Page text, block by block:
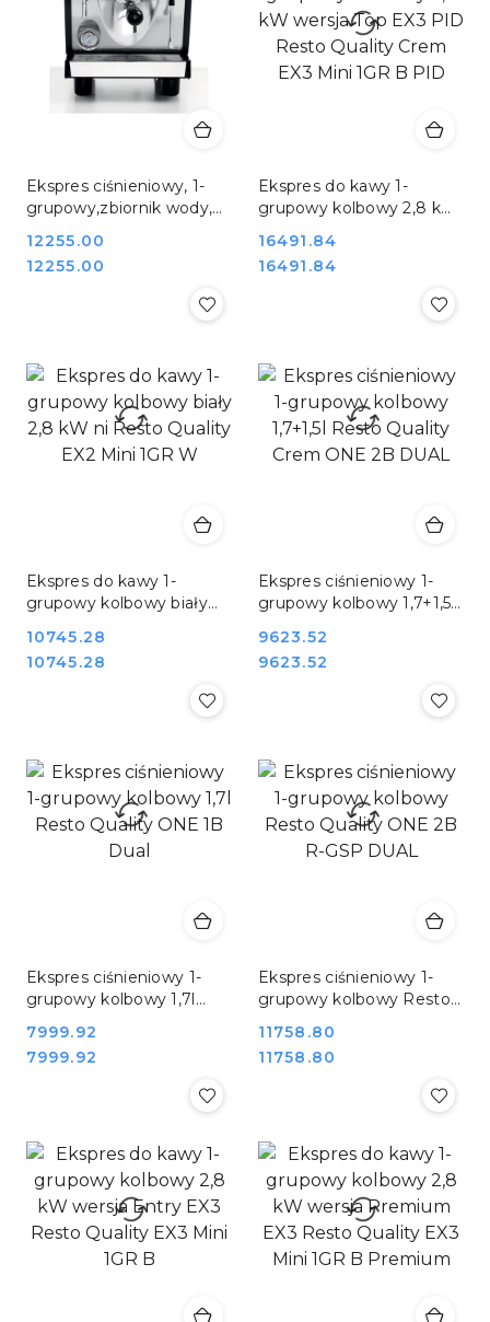
Ekspres ciśnieniowy, 1-
grupowy,zbiornik wody,
Simonelli
Cena:
12255.00
Cena:
12255.00
Ekspres do kawy 1-
grupowy kolbowy 2,8 kW
Resto Quality Crem EX3
Mini 1GR B PID
Cena:
16491.84
Cena:
16491.84
Ekspres do kawy 1-
grupowy kolbowy biały
EX2 Mini 1GR W
Cena:
10745.28
Cena:
10745.28
Ekspres ciśnieniowy 1-
grupowy kolbowy 1,7+1,5l
2B DUAL
Cena:
9623.52
Cena:
9623.52
Ekspres ciśnieniowy 1-
grupowy kolbowy 1,7l
Dual
Cena:
7999.92
Cena:
7999.92
Ekspres ciśnieniowy 1-
grupowy kolbowy Resto
DUAL
Cena:
11758.80
Cena:
11758.80